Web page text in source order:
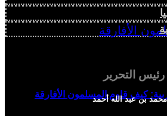
كيف قاوم المسلمون الأفارقة
رئيس التحرير
بن عبد الله أحمد